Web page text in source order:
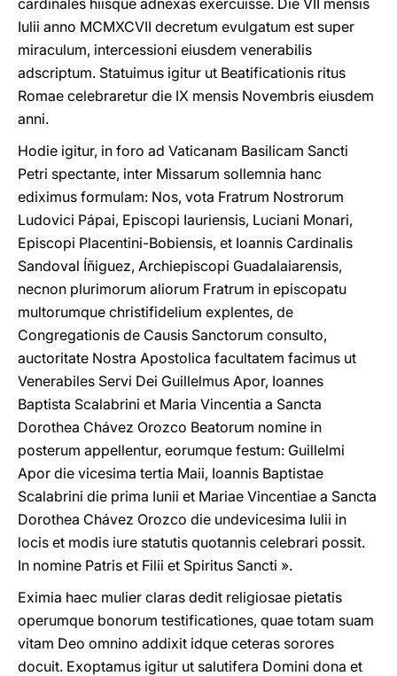
cardinales hiisque adnexas exercuisse. Die VII mensis
Iulii anno MCMXCVII decretum evulgatum est super
miraculum, intercessioni eiusdem venerabilis
adscriptum. Statuimus igitur ut Beatificationis ritus
Romae celebraretur die IX mensis Novembris eiusdem
anni.
Hodie igitur, in foro ad Vaticanam Basilicam Sancti
Petri spectante, inter Missarum sollemnia hanc
ediximus formulam: Nos, vota Fratrum Nostrorum
Ludovici Pápai, Episcopi Iauriensis, Luciani Monari,
Episcopi Placentini-Bobiensis, et Ioannis Cardinalis
Sandoval Íñiguez, Archiepiscopi Guadalaiarensis,
necnon plurimorum aliorum Fratrum in episcopatu
multorumque christifidelium explentes, de
Congregationis de Causis Sanctorum consulto,
auctoritate Nostra Apostolica facultatem facimus ut
Venerabiles Servi Dei Guillelmus Apor, Ioannes
Baptista Scalabrini et Maria Vincentia a Sancta
Dorothea Chávez Orozco Beatorum nomine in
posterum appellentur, eorumque festum: Guillelmi
Apor die vicesima tertia Maii, Ioannis Baptistae
Scalabrini die prima Iunii et Mariae Vincentiae a Sancta
Dorothea Chávez Orozco die undevicesima Iulii in
locis et modis iure statutis quotannis celebrari possit.
In nomine Patris et Filii et Spiritus Sancti ».
Eximia haec mulier claras dedit religiosae pietatis
operumque bonorum testificationes, quae totam suam
vitam Deo omnino addixit idque ceteras sorores
docuit. Exoptamus igitur ut salutifera Domini dona et